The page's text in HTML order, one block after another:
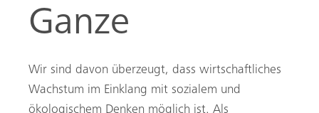
Ganze
Wir sind davon überzeugt, dass wirtschaftliches
Wachstum im Einklang mit sozialem und
ökologischem Denken möglich ist. Als